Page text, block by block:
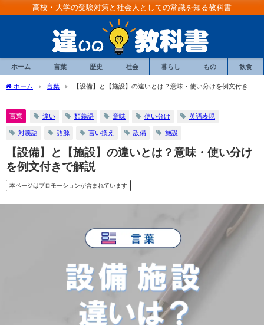
高校・大学の受験対策と社会人としての常識を知る教科書
ホーム 言葉 歴史 社会 暮らし もの 飲食
ホーム 言葉
【設備】と【施設】の違いとは？意味・使い分けを例文付きで
言葉 違い 類義語 意味 使い分け 英語表現
対義語 語源 言い換え 設備 施設
【設備】と【施設】の違いとは？意味・使い分け
を例文付きで解説
本ページはプロモーションが含まれています